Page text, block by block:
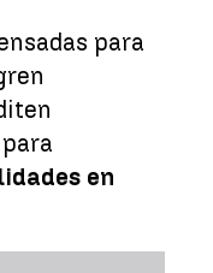
para
en